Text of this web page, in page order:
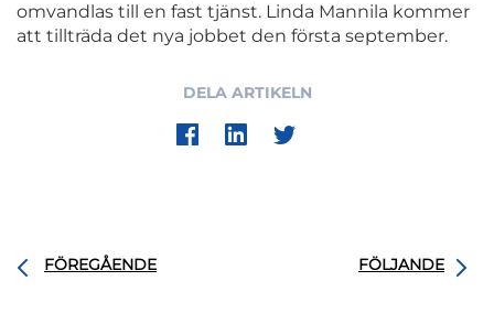
omvandlas till en fast tjänst. Linda Mannila kommer
att tillträda det nya jobbet den första september.
DELA ARTIKELN
FÖREGÅENDE FÖLJANDE